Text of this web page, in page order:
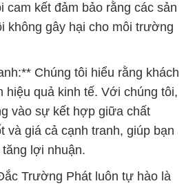
cam kết đảm bảo rằng các sản
không gây hại cho môi trường
Chúng tôi hiểu rằng khách
hiệu quả kinh tế. Với chúng tôi,
vào sự kết hợp giữa chất
và giá cả cạnh tranh, giúp bạn
lợi nhuận.
Trường Phát luôn tự hào là